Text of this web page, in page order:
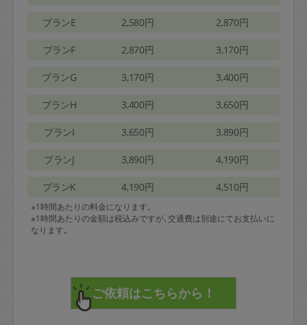
プランE 2,580円 2,870円
プランF 2,870円 3,170円
プランG 3,170円 3,400円
プランH 3,400円 3,650円
プランI 3,650円 3,890円
プランJ 3,890円 4,190円
プランK 4,190円 4,510円
※1時間あたりの料金になります。
※1時間あたりの金額は税込みですが､交通費は別途にてお支払いに
なります｡